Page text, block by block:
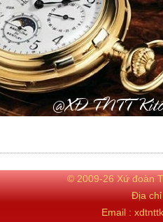
© 2009-26 Xứ đoàn
Địa
Email :